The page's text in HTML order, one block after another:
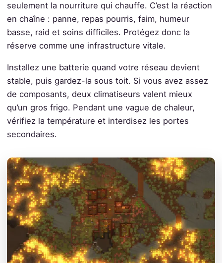
seulement la nourriture qui chauffe. C’est la réaction
en chaîne : panne, repas pourris, faim, humeur
basse, raid et soins difficiles. Protégez donc la
réserve comme une infrastructure vitale.
Installez une batterie quand votre réseau devient
stable, puis gardez-la sous toit. Si vous avez assez
de composants, deux climatiseurs valent mieux
qu’un gros frigo. Pendant une vague de chaleur,
vérifiez la température et interdisez les portes
secondaires.